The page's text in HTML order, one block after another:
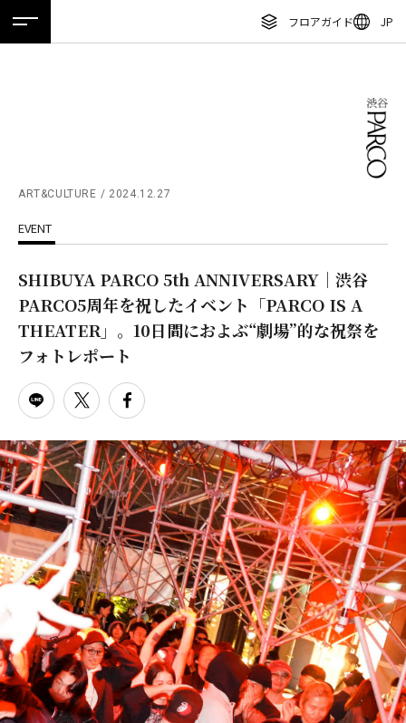
フロアガイド JP
ホーム 特集 ニュース イベント アクセス
ニュース
特集
TAX FREE
DELIVERY SERVICES
PARCOメンバーズ
リクルート
ENGLISH
ภาษาไทย
日本語
ART&CULTURE 2024.12.27
EVENT
SHIBUYA PARCO 5th ANNIVERSARY｜渋谷
PARCO5周年を祝したイベント「PARCO IS A
THEATER」。10日間におよぶ“劇場”的な祝祭を
フォトレポート